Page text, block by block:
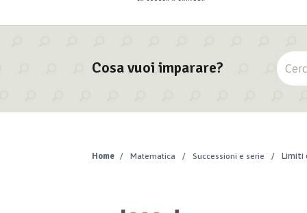
Cosa vuoi imparare?
Home / Matematica / Successioni e serie / Limiti